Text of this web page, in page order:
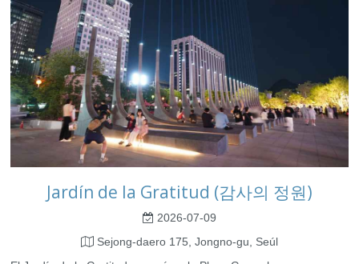
Jardín de la Gratitud (감사의 정원)
2026-07-09
Sejong-daero 175, Jongno-gu, Seúl